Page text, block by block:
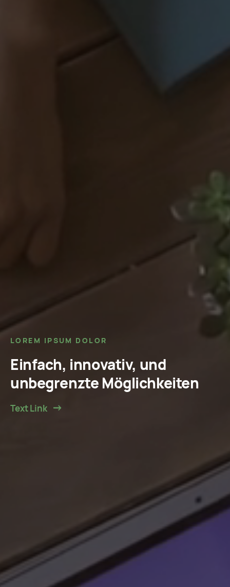
LOREM IPSUM DOLOR
Einfach, innovativ, und
unbegrenzte Möglichkeiten
Text Link